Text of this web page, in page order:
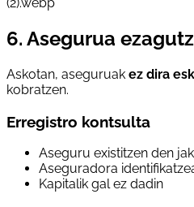
6. Asegurua
Askotan, aseguruak ez dira
kobratzen.
Erregistro kontsulta
Aseguru existitzen den
Aseguradora
Kapitalik gal ez dadin